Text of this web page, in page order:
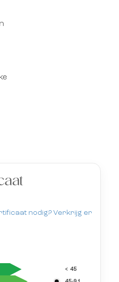
nodig? Verkrijg er
< 45